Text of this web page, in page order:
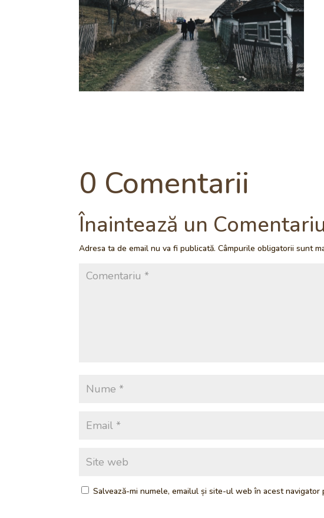
0 Comentarii
Înaintează un
Adresa ta de email nu va fi publicată. Câmpurile obligatorii sunt
Salvează-mi numele, emailul și site-ul web în acest